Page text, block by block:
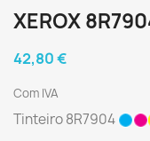
XEROX
42,80 €
Com IVA
Tinteiro 8R7904